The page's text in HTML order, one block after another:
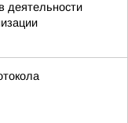
деятельности